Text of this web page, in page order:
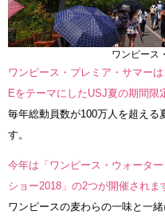
ワンピース
ワンピース・プレミア・サマー
EをテーマにしたUSJ夏の期間限
毎年総動員数が100万人を超える
す。
今年は「ワンピース・ウォータ
ショー2018」の2つが開催されま
ワンピースの麦わらの一味と一